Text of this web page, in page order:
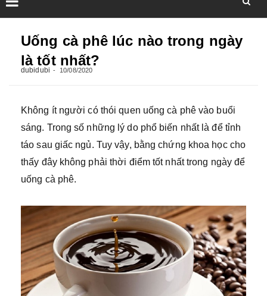
Uống cà phê lúc nào trong ngày
là tốt nhất?
dubidubi 10/08/2020
Không ít người có thói quen uống cà phê vào buổi
sáng. Trong số những lý do phổ biến nhất là để tỉnh
táo sau giấc ngủ. Tuy vậy, bằng chứng khoa học cho
thấy đây không phải thời điểm tốt nhất trong ngày để
uống cà phê.